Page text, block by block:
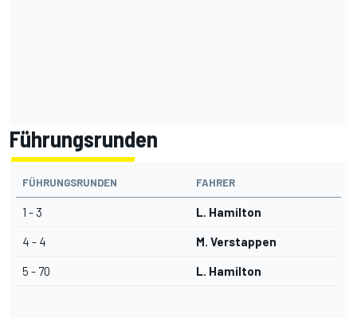
Führungsrunden
FÜHRUNGSRUNDEN FAHRER
1 - 3 L. Hamilton
4 - 4 M. Verstappen
5 - 70 L. Hamilton